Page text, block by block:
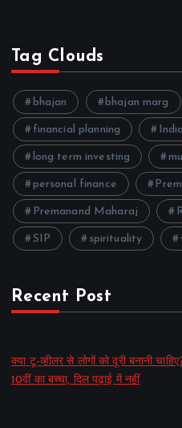
Tag Clouds
bhajan bhajan marg
financial planning India
long term investing
personal finance
Premanand Maharaj
SIP spirituality
Recent Post
क्या टू-व्हीलर से लोगों को दूरी बनानी
10वीं का बच्चा, दिल पढ़ाई में नहीं